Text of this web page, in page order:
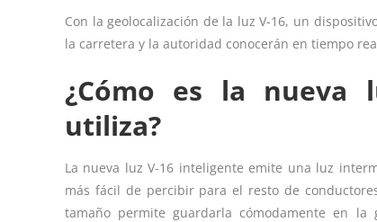
Con la geolocalización de la luz V-16, un
la carretera y la autoridad conocerán en tiempo
¿Cómo es la nueva
utiliza?
La nueva luz V-16 inteligente emite una luz
más fácil de percibir para el resto de
tamaño permite guardarla cómodamente en